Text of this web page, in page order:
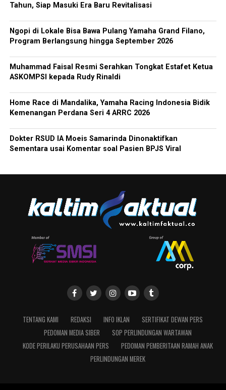
Tahun, Siap Masuki Era Baru Revitalisasi
Ngopi di Lokale Bisa Bawa Pulang Yamaha Grand Filano,
Program Berlangsung hingga September 2026
Muhammad Faisal Resmi Serahkan Tongkat Estafet Ketua
ASKOMPSI kepada Rudy Rinaldi
Home Race di Mandalika, Yamaha Racing Indonesia Bidik
Kemenangan Perdana Seri 4 ARRC 2026
Dokter RSUD IA Moeis Samarinda Dinonaktifkan
Sementara usai Komentar soal Pasien BPJS Viral
TENTANG KAMI REDAKSI INFO IKLAN
SERTIFIKAT DEWAN PERS
PEDOMAN MEDIA SIBER
SOP PERLINDUNGAN WARTAWAN
KODE PERILAKU PERUSAHAAN PERS
PEDOMAN PEMBERITAAN RAMAH ANAK
PERLINDUNGAN MEREK